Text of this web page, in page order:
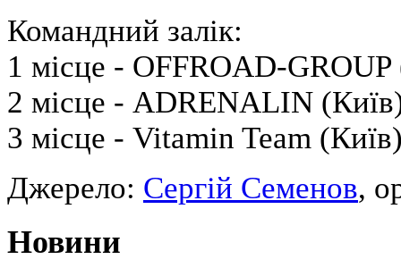
Командний залік:
1 місце - OFFROAD-GROUP
2 місце - ADRENALIN
3 місце - Vitamin Team
Джерело: Сергій Семенов,
Новини